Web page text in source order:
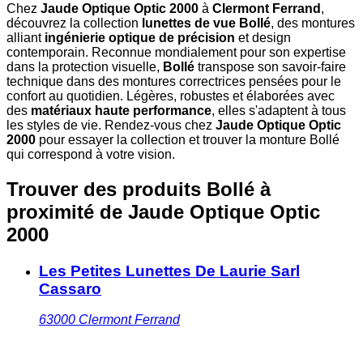
Chez Jaude Optique Optic 2000 à Clermont Ferrand ,
découvrez la collection lunettes de vue Bollé, des montures
alliant ingénierie optique de précision et design
contemporain. Reconnue mondialement pour son expertise
dans la protection visuelle, Bollé transpose son savoir-faire
technique dans des montures correctrices pensées pour le
confort au quotidien. Légères, robustes et élaborées avec
des matériaux haute performance, elles s'adaptent à tous
les styles de vie. Rendez-vous chez Jaude Optique Optic
2000 pour essayer la collection et trouver la monture Bollé
qui correspond à votre vision.
Trouver des produits Bollé à
proximité de Jaude Optique Optic
2000
Les Petites Lunettes De Laurie Sarl
Cassaro
63000 Clermont Ferrand